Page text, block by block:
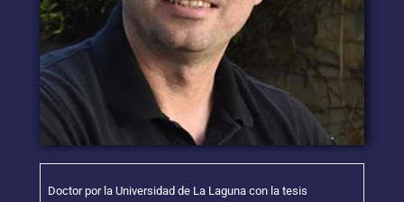
Doctor por la Universidad de La Laguna con la tesis